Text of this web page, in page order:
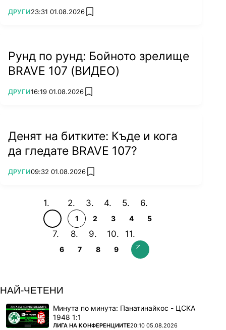
ПОВЕЧЕ ОТ
ДРУГИ23:31 01.08.2026 add favorites
Рунд по рунд: Бойното зрелище
BRAVE 107 (ВИДЕО)
ПОВЕЧЕ ОТ
ДРУГИ16:19 01.08.2026 add favorites
Денят на битките: Къде и кога
да гледате BRAVE 107?
ПОВЕЧЕ ОТ
ДРУГИ09:32 01.08.2026 add favorites
1 2 3 4 5
6 7 8 9
НАЙ-ЧЕТЕНИ
Минута по минута: Панатинайкос - ЦСКА
1948 1:1
ПОВЕЧЕ ОТ
ЛИГА НА КОНФЕРЕНЦИИТЕ20:10 05.08.2026